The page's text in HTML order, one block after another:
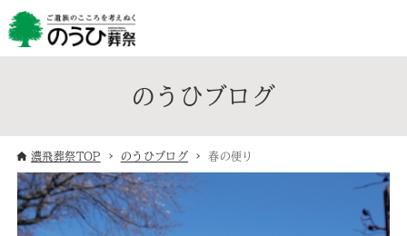
のうひブログ
濃飛葬祭TOP のうひブログ 春の便り